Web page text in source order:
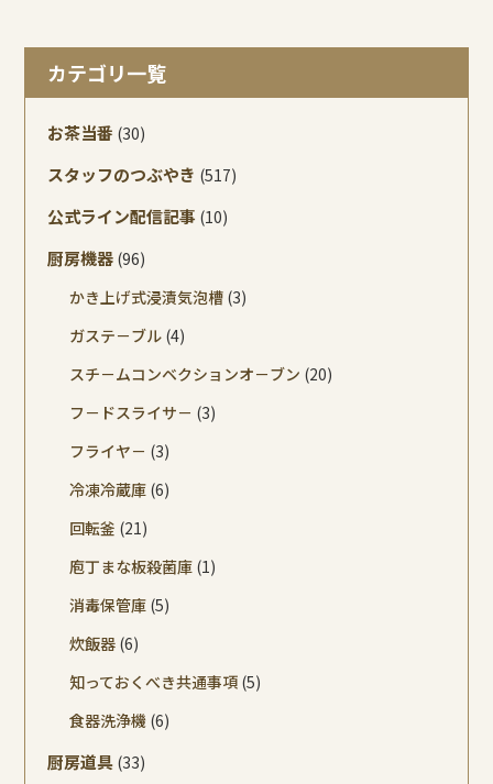
カテゴリ一覧
お茶当番 (30)
スタッフのつぶやき (517)
公式ライン配信記事 (10)
厨房機器 (96)
かき上げ式浸漬気泡槽 (3)
ガステ－ブル (4)
スチ－ムコンベクションオ－ブン (20)
フ－ドスライサ－ (3)
フライヤ－ (3)
冷凍冷蔵庫 (6)
回転釜 (21)
庖丁まな板殺菌庫 (1)
消毒保管庫 (5)
炊飯器 (6)
知っておくべき共通事項 (5)
食器洗浄機 (6)
厨房道具 (33)